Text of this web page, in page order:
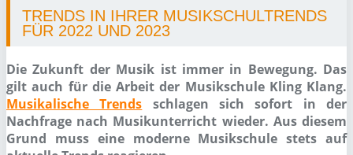
TRENDS IN IHRER MUSIKSCHULTRENDS
FÜR 2022 UND 2023
Die Zukunft der Musik ist immer in Bewegung. Das
gilt auch für die Arbeit der Musikschule Kling Klang.
Musikalische Trends schlagen sich sofort in der
Nachfrage nach Musikunterricht wieder. Aus diesem
Grund muss eine moderne Musikschule stets auf